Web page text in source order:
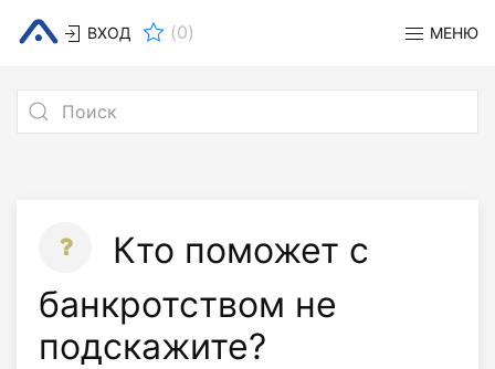
ВХОД (0) МЕНЮ
Кто поможет с
банкротством не
подскажите?